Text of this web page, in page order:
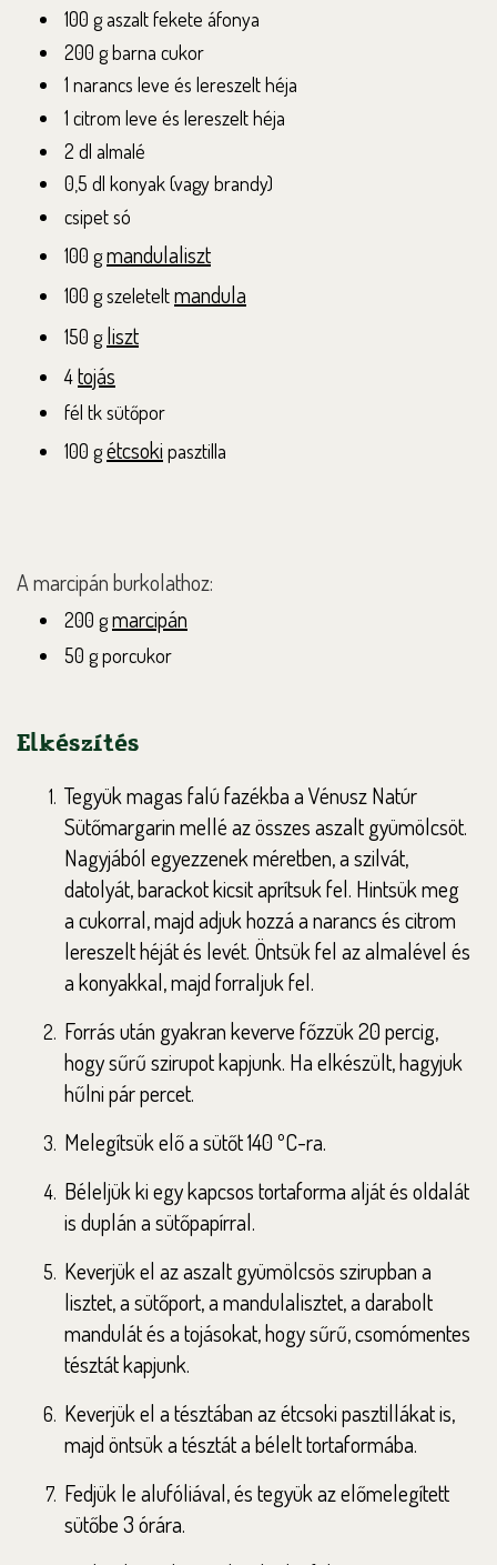
100 g aszalt fekete áfonya
200 g barna cukor
1 narancs leve és lereszelt héja
1 citrom leve és lereszelt héja
2 dl almalé
0,5 dl konyak (vagy brandy)
csipet só
100 gmandulaliszt
100 g szeleteltmandula
150 gliszt
4tojás
fél tk sütőpor
100 gétcsoki pasztilla
A marcipán burkolathoz:
200 gmarcipán
50 g porcukor
Elkészítés
Tegyük magas falú fazékba a Vénusz Natúr
Sütőmargarin mellé az összes aszalt gyümölcsöt.
Nagyjából egyezzenek méretben, a szilvát,
datolyát, barackot kicsit aprítsuk fel. Hintsük meg
a cukorral, majd adjuk hozzá a narancs és citrom
lereszelt héját és levét. Öntsük fel az almalével és
a konyakkal, majd forraljuk fel.
Forrás után gyakran keverve főzzük 20 percig,
hogy sűrű szirupot kapjunk. Ha elkészült, hagyjuk
hűlni pár percet.
Melegítsük elő a sütőt 140 ºC-ra.
Béleljük ki egy kapcsos tortaforma alját és oldalát
is duplán a sütőpapírral.
Keverjük el az aszalt gyümölcsös szirupban a
lisztet, a sütőport, a mandulalisztet, a darabolt
mandulát és a tojásokat, hogy sűrű, csomómentes
tésztát kapjunk.
Keverjük el a tésztában az étcsoki pasztillákat is,
majd öntsük a tésztát a bélelt tortaformába.
Fedjük le alufóliával, és tegyük az előmelegített
sütőbe 3 órára.